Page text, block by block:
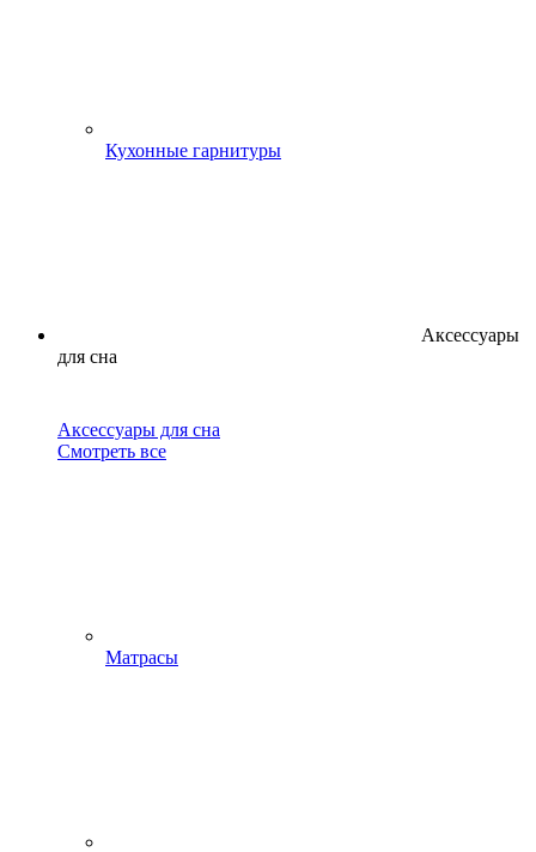
Кухонные гарнитуры
Аксессуары
для сна
Аксессуары для сна
Смотреть все
Матрасы